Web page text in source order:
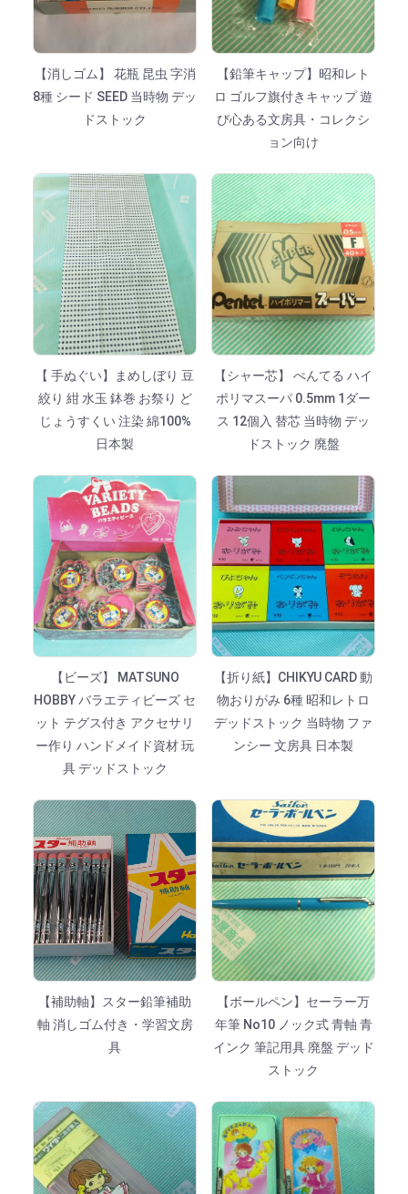
【消しゴム】 花瓶 昆虫 字消
8種 シード SEED 当時物 デッ
ドストック
【鉛筆キャップ】昭和レト
ロ ゴルフ旗付きキャップ 遊
び心ある文房具・コレクシ
ョン向け
【 手ぬぐい】まめしぼり 豆
絞り 紺 水玉 鉢巻 お祭り ど
じょうすくい 注染 綿100%
日本製
【シャー芯】 ぺんてる ハイ
ポリマスーパ 0.5mm 1ダー
ス 12個入 替芯 当時物 デッ
ドストック 廃盤
【ビーズ】 MATSUNO
HOBBY バラエティビーズ セ
ット テグス付き アクセサリ
ー作り ハンドメイド資材 玩
具 デッドストック
【折り紙】CHIKYU CARD 動
物おりがみ 6種 昭和レトロ
デッドストック 当時物 ファ
ンシー 文房具 日本製
【補助軸】スター鉛筆補助
軸 消しゴム付き・学習文房
具
【ボールペン】セーラー万
年筆 No10 ノック式 青軸 青
インク 筆記用具 廃盤 デッド
ストック